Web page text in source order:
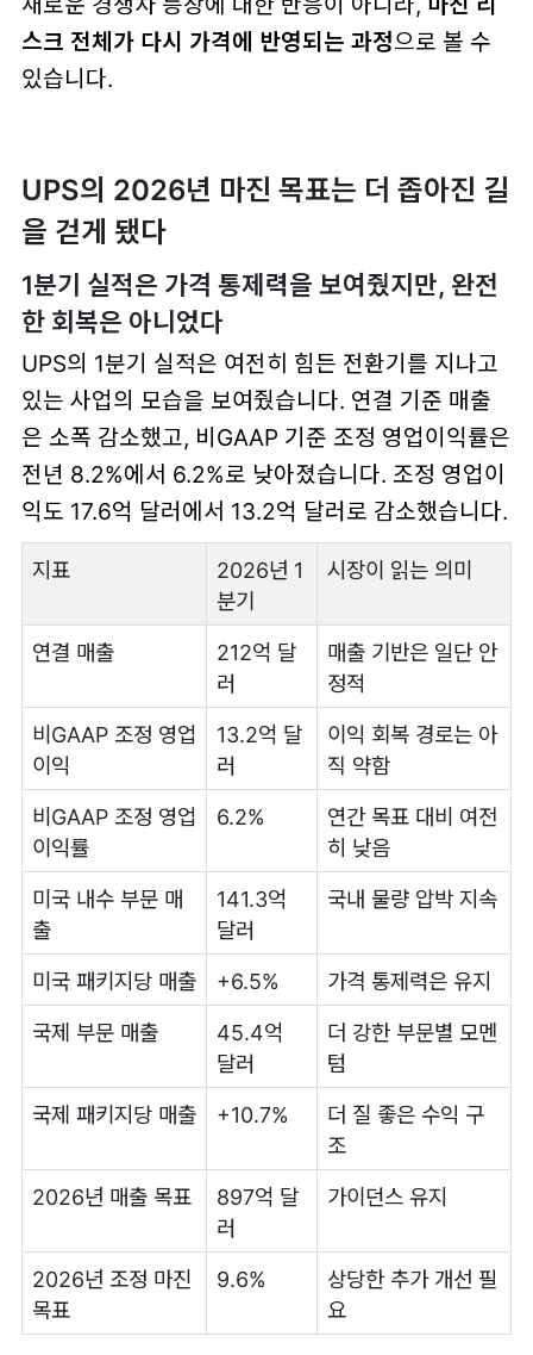
스크 전체가 다시 가격에 반영되는 과정으로 볼 수
있습니다.
UPS의 2026년 마진 목표는 더 좁아진 길
을 걷게 됐다
1분기 실적은 가격 통제력을 보여줬지만, 완전
한 회복은 아니었다
UPS의 1분기 실적은 여전히 힘든 전환기를 지나고
있는 사업의 모습을 보여줬습니다. 연결 기준 매출
은 소폭 감소했고, 비GAAP 기준 조정 영업이익률은
전년 8.2%에서 6.2%로 낮아졌습니다. 조정 영업이
익도 17.6억 달러에서 13.2억 달러로 감소했습니다.
지표
2026년 1
분기
시장이 읽는 의미
연결 매출
212억 달
러
매출 기반은 일단 안
정적
비GAAP 조정 영업
이익
13.2억 달
러
이익 회복 경로는 아
직 약함
비GAAP 조정 영업
이익률
6.2%
연간 목표 대비 여전
히 낮음
미국 내수 부문 매
출
141.3억
달러
국내 물량 압박 지속
미국 패키지당 매출 +6.5% 가격 통제력은 유지
국제 부문 매출
45.4억
달러
더 강한 부문별 모멘
텀
국제 패키지당 매출 +10.7%
더 질 좋은 수익 구
조
2026년 매출 목표
897억 달
러
가이던스 유지
2026년 조정 마진
목표
9.6%
상당한 추가 개선 필
요